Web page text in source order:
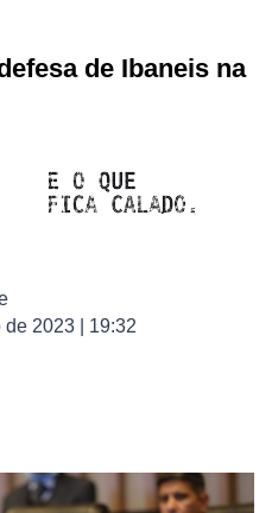
de Ibaneis na
2023 | 19:32